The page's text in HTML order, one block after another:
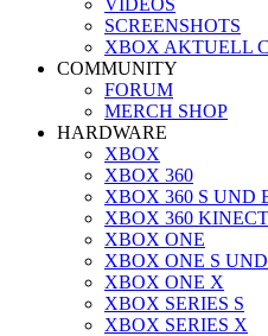
VIDEOS
SCREENSHOTS
XBOX AKTUELL
COMMUNITY
FORUM
MERCH SHOP
HARDWARE
XBOX
XBOX 360
XBOX 360 S UND
XBOX 360 KINECT
XBOX ONE
XBOX ONE S
XBOX ONE X
XBOX SERIES S
XBOX SERIES X